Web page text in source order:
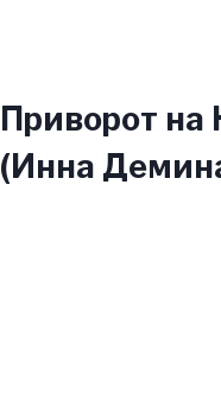
Приворот
(Инна